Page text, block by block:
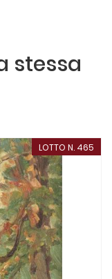
stessa
LOTTO N. 465